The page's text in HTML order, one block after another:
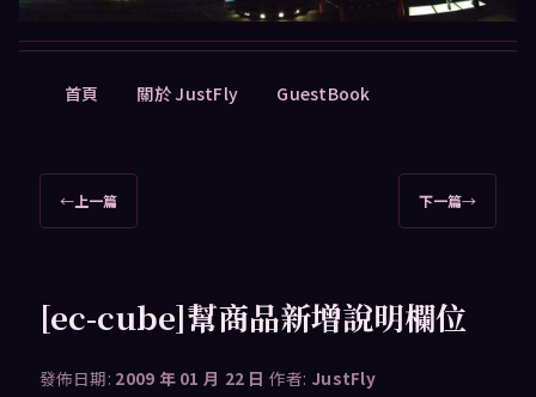
首頁 關於 JustFly GuestBook
章
←上一篇 下一篇→
[ec-cube]幫商品新增說明欄位
發佈日期: 2009 年 01 月 22 日 作者: JustFly